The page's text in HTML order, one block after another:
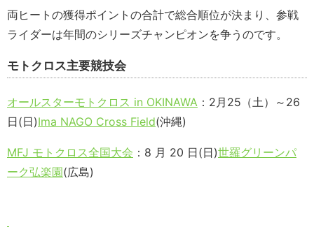
両ヒートの獲得ポイントの合計で総合順位が決まり、参戦
ライダーは年間のシリーズチャンピオンを争うのです。
モトクロス主要競技会
オールスターモトクロス in OKINAWA ：2月25（土）～26
日(日)Ima NAGO Cross Field(沖縄)
MFJ モトクロス全国大会 ：8 月 20 日(日)世羅グリーンパ
ーク弘楽園(広島)